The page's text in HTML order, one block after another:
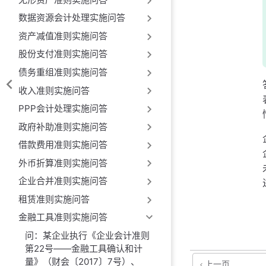
数据资源会计处理实施问答
资产减值准则实施问答
股份支付准则实施问答
债务重组准则实施问答
收入准则实施问答
PPP会计处理实施问答
政府补助准则实施问答
借款费用准则实施问答
外币折算准则实施问答
企业合并准则实施问答
租赁准则实施问答
金融工具准则实施问答
问：某企业执行《企业会计准则
第22号——金融工具确认和计
量》（财会〔2017〕7号）、
上一页